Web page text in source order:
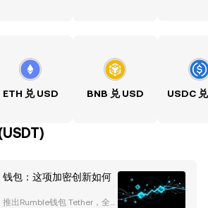
ETH 兑 USD BNB 兑 USD USDC
包：这项加密创新如何
出Rumble钱包 Tether，全